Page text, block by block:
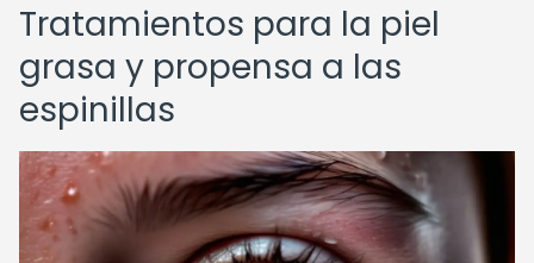
Tratamientos para la piel
grasa y propensa a las
espinillas